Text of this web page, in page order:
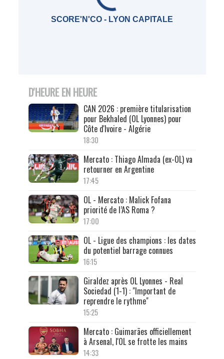
SCORE'N'CO - LYON CAPITALE
D'HEURE EN HEURE
CAN 2026 : première titularisation
pour Bekhaled (OL Lyonnes) pour
Côte d'Ivoire - Algérie
18:30
Mercato : Thiago Almada (ex-OL) va
retourner en Argentine
17:45
OL - Mercato : Malick Fofana
priorité de l’AS Roma ?
17:00
OL - Ligue des champions : les dates
du potentiel barrage connues
16:15
Giraldez après OL Lyonnes - Real
Sociedad (1-1) : "Important de
reprendre le rythme"
15:25
Mercato : Guimarães officiellement
à Arsenal, l'OL se frotte les mains
14:33